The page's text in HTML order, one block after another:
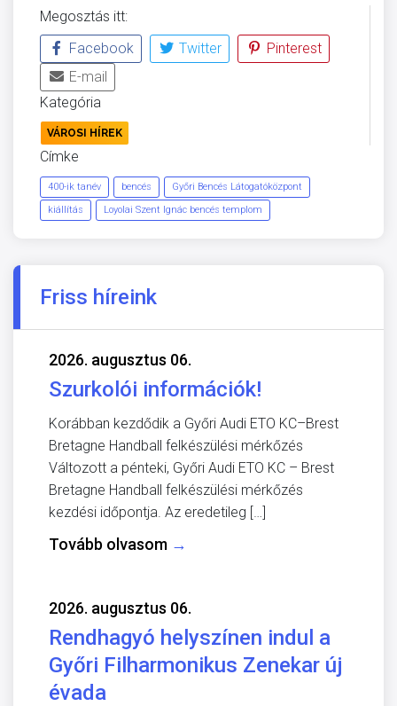
Megosztás itt:
Facebook
Twitter
Pinterest
E-mail
Kategória
VÁROSI HÍREK
Címke
400-ik tanév bencés
Győri Bencés Látogatóközpont
kiállítás
Loyolai Szent Ignác bencés templom
Friss híreink
2026. augusztus 06.
Szurkolói információk!
Korábban kezdődik a Győri Audi ETO KC–Brest
Bretagne Handball felkészülési mérkőzés
Változott a pénteki, Győri Audi ETO KC – Brest
Bretagne Handball felkészülési mérkőzés
kezdési időpontja. Az eredetileg […]
Tovább olvasom →
2026. augusztus 06.
Rendhagyó helyszínen indul a
Győri Filharmonikus Zenekar új
évada